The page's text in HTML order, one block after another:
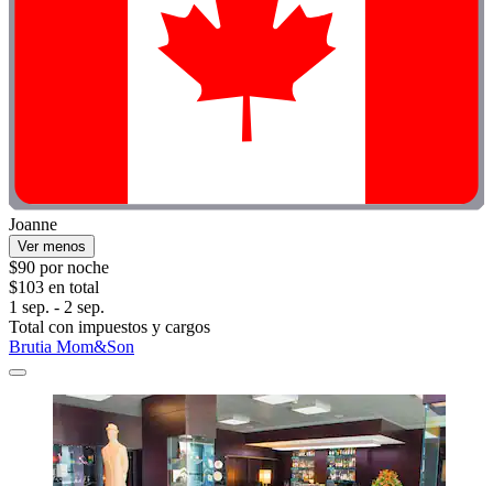
Joanne
Ver menos
$90 por noche
$103 en total
1 sep. - 2 sep.
Total con impuestos y cargos
Brutia Mom&Son